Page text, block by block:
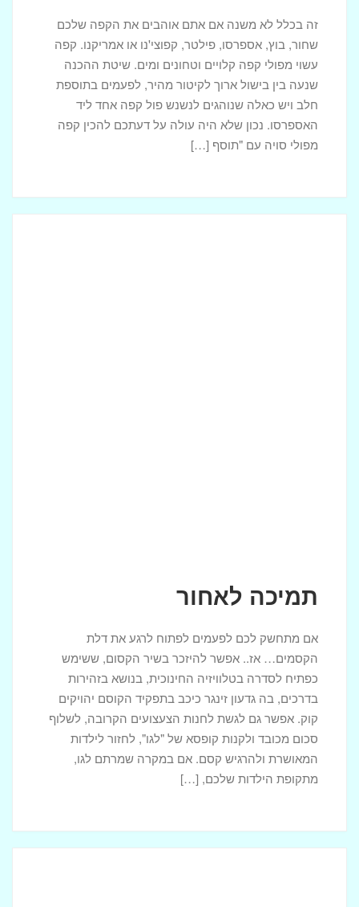
זה בכלל לא משנה אם אתם אוהבים את הקפה שלכם
שחור, בוץ, אספרסו, פילטר, קפוצי'נו או אמריקנו. קפה
עשוי מפולי קפה קלויים וטחונים ומים. שיטת ההכנה
שנעה בין בישול ארוך לקיטור מהיר, לפעמים בתוספת
חלב ויש כאלה שנוהגים לנשנש פול קפה אחד ליד
האספרסו. נכון שלא היה עולה על דעתכם להכין קפה
מפולי סויה עם "תוסף […]
תמיכה לאחור
אם מתחשק לכם לפעמים לפתוח לרגע את דלת
הקסמים… אז.. אפשר להיזכר בשיר הקסום, ששימש
כפתיח לסדרה בטלוויזיה החינוכית, בנושא בזהירות
בדרכים, בה גדעון זינגר כיכב בתפקיד הקוסם יהויקים
קוק. אפשר גם לגשת לחנות הצעצועים הקרובה, לשלוף
סכום מכובד ולקנות קופסא של "לגו", לחזור לילדות
המאושרת ולהרגיש קסם. אם במקרה שמרתם לגו,
מתקופת הילדות שלכם, […]